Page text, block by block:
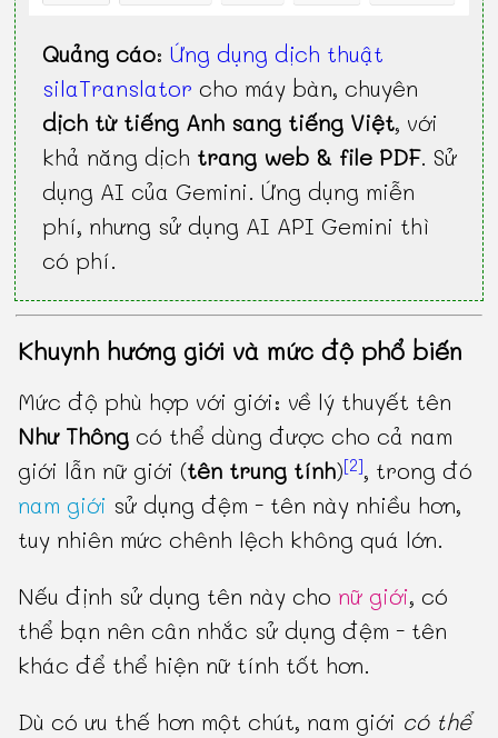
Quảng cáo:Ứng dụng dịch thuật
silaTranslator cho máy bàn, chuyên
dịch từ tiếng Anh sang tiếng Việt, với
khả năng dịch trang web & file PDF. Sử
dụng AI của Gemini. Ứng dụng miễn
phí, nhưng sử dụng AI API Gemini thì
có phí.
Khuynh hướng giới và mức độ phổ biến
Mức độ phù hợp với giới: về lý thuyết tên
Như Thông có thể dùng được cho cả nam
giới lẫn nữ giới (tên trung tính)[2], trong đó
nam giới sử dụng đệm - tên này nhiều hơn,
tuy nhiên mức chênh lệch không quá lớn.
Nếu định sử dụng tên này cho nữ giới, có
thể bạn nên cân nhắc sử dụng đệm - tên
khác để thể hiện nữ tính tốt hơn.
Dù có ưu thế hơn một chút, nam giới có thể